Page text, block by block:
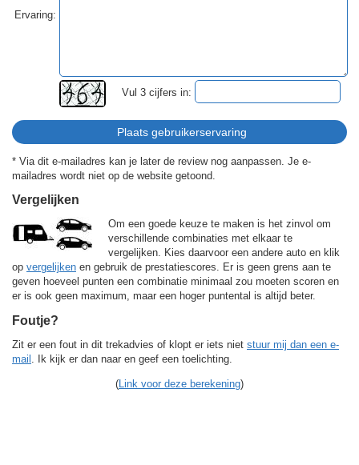
Ervaring:
Vul 3 cijfers in:
* Via dit e-mailadres kan je later de review nog aanpassen. Je e-
mailadres wordt niet op de website getoond.
Vergelijken
Om een goede keuze te maken is het zinvol om
verschillende combinaties met elkaar te
vergelijken. Kies daarvoor een andere auto en klik
op vergelijken en gebruik de prestatiescores. Er is geen grens aan te
geven hoeveel punten een combinatie minimaal zou moeten scoren en
er is ook geen maximum, maar een hoger puntental is altijd beter.
Foutje?
Zit er een fout in dit trekadvies of klopt er iets niet stuur mij dan een e-
mail
. Ik kijk er dan naar en geef een toelichting.
( Link voor deze berekening)